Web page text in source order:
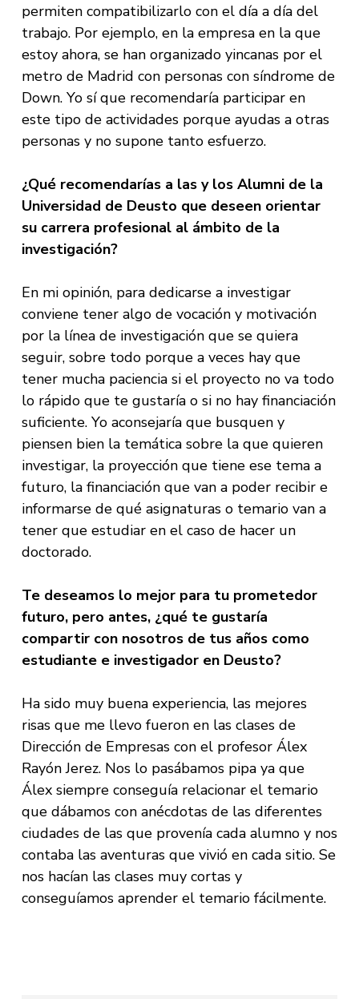
permiten compatibilizarlo con el día a día del
trabajo. Por ejemplo, en la empresa en la que
estoy ahora, se han organizado yincanas por el
metro de Madrid con personas con síndrome de
Down. Yo sí que recomendaría participar en
este tipo de actividades porque ayudas a otras
personas y no supone tanto esfuerzo.
¿Qué recomendarías a las y los Alumni de la
Universidad de Deusto que deseen orientar
su carrera profesional al ámbito de la
investigación?
En mi opinión, para dedicarse a investigar
conviene tener algo de vocación y motivación
por la línea de investigación que se quiera
seguir, sobre todo porque a veces hay que
tener mucha paciencia si el proyecto no va todo
lo rápido que te gustaría o si no hay financiación
suficiente. Yo aconsejaría que busquen y
piensen bien la temática sobre la que quieren
investigar, la proyección que tiene ese tema a
futuro, la financiación que van a poder recibir e
informarse de qué asignaturas o temario van a
tener que estudiar en el caso de hacer un
doctorado.
Te deseamos lo mejor para tu prometedor
futuro, pero antes, ¿qué te gustaría
compartir con nosotros de tus años como
estudiante e investigador en Deusto?
Ha sido muy buena experiencia, las mejores
risas que me llevo fueron en las clases de
Dirección de Empresas con el profesor Álex
Rayón Jerez. Nos lo pasábamos pipa ya que
Álex siempre conseguía relacionar el temario
que dábamos con anécdotas de las diferentes
ciudades de las que provenía cada alumno y nos
contaba las aventuras que vivió en cada sitio. Se
nos hacían las clases muy cortas y
conseguíamos aprender el temario fácilmente.